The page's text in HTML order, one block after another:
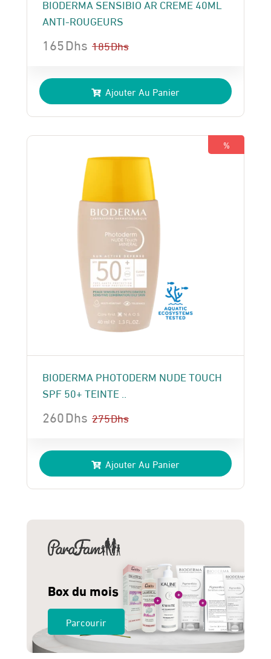
BIODERMA SENSIBIO AR CREME 40ML
ANTI-ROUGEURS
185Dhs
prix
initial
était :
185 Dhs.
165Dhs
prix
actuel
est :
165 Dhs.
Ajouter Au Panier
%
BIODERMA PHOTODERM NUDE TOUCH
SPF 50+ TEINTE ..
275Dhs
prix
initial
était :
260Dhs
prix
actuel
est :
Ajouter Au Panier
Box du mois
Parcourir